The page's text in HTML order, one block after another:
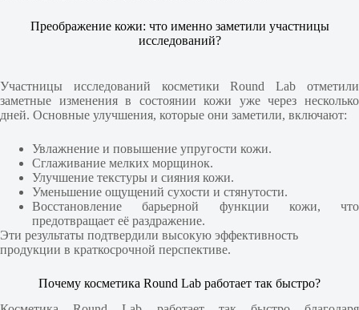
Преображение кожи: что именно заметили участницы
исследований?
Участницы исследований косметики Round Lab отметили
заметные изменения в состоянии кожи уже через несколько
дней. Основные улучшения, которые они заметили, включают:
Увлажнение и повышение упругости кожи.
Сглаживание мелких морщинок.
Улучшение текстуры и сияния кожи.
Уменьшение ощущений сухости и стянутости.
Восстановление барьерной функции кожи, что
предотвращает её раздражение.
Эти результаты подтвердили высокую эффективность
продукции в краткосрочной перспективе.
Почему косметика Round Lab работает так быстро?